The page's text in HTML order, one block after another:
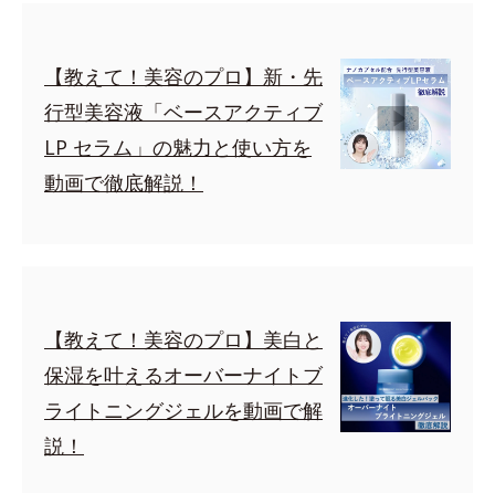
【教えて！美容のプロ】新・先
行型美容液「ベースアクティブ
LP セラム」の魅力と使い方を
動画で徹底解説！
【教えて！美容のプロ】美白と
保湿を叶えるオーバーナイトブ
ライトニングジェルを動画で解
説！